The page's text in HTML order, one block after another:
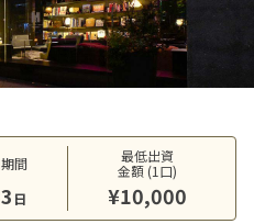
間
日
最低出資
金額 (1口)
¥10,000